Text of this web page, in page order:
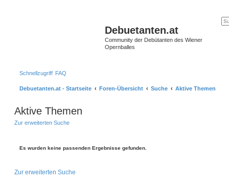
Debuetanten.at
Community der Debütanten des Wiener
Opernballes
Schnellzugriff FAQ
Debuetanten.at - Startseite Foren-Übersicht Suche Aktive Themen
Aktive Themen
Zur erweiterten Suche
Es wurden keine passenden Ergebnisse gefunden.
Zur erweiterten Suche